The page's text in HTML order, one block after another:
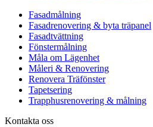
Fasadmålning
Fasadrenovering & byta träpanel
Fasadtvättning
Fönstermålning
Måla om Lägenhet
Måleri & Renovering
Renovera Träfönster
Tapetsering
Trapphusrenovering & målning
Kontakta oss